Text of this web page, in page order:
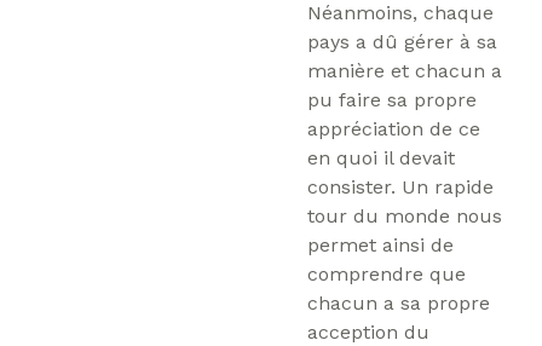
Néanmoins, chaque
pays a dû gérer à sa
manière et chacun a
pu faire sa propre
appréciation de ce
en quoi il devait
consister. Un rapide
tour du monde nous
permet ainsi de
comprendre que
chacun a sa propre
acception du